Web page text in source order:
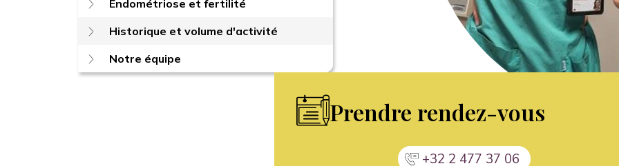
Endométriose et fertilité
Historique et volume d'activité
Notre équipe
Prendre rendez-vous
+32 2 477 37 06